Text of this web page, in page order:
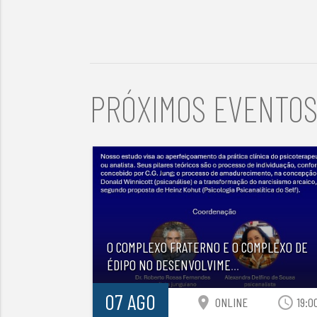
PRÓXIMOS EVENTOS
O COMPLEXO FRATERNO E O COMPLEXO DE
ÉDIPO NO DESENVOLVIME ...
07 AGO location_on ONLINE access_time